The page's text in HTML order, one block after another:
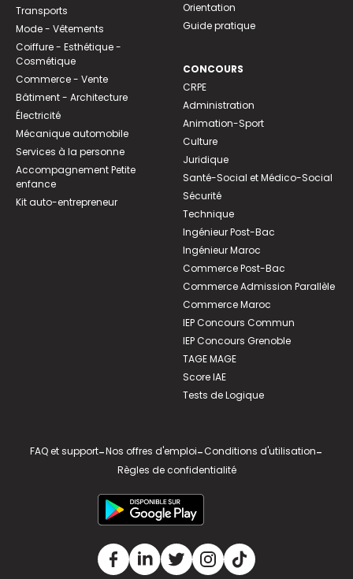
Transports
Mode - Vêtements
Coiffure - Esthétique -
Cosmétique
Commerce - Vente
Bâtiment - Architecture
Électricité
Mécanique automobile
Services à la personne
Accompagnement Petite
enfance
Kit auto-entrepreneur
Orientation
Guide pratique
CONCOURS
CRPE
Administration
Animation-Sport
Culture
Juridique
Santé-Social et Médico-Social
Sécurité
Technique
Ingénieur Post-Bac
Ingénieur Maroc
Commerce Post-Bac
Commerce Admission Parallèle
Commerce Maroc
IEP Concours Commun
IEP Concours Grenoble
TAGE MAGE
Score IAE
Tests de Logique
FAQ et support-Nos offres d'emploi-Conditions d'utilisation-
Règles de confidentialité